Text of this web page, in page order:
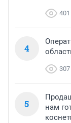
401
4
307
5
нам